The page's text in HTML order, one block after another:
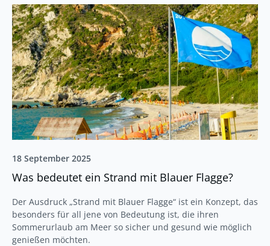
18 September 2025
Was bedeutet ein Strand mit Blauer Flagge?
Der Ausdruck „Strand mit Blauer Flagge“ ist ein Konzept, das
besonders für all jene von Bedeutung ist, die ihren
Sommerurlaub am Meer so sicher und gesund wie möglich
genießen möchten.